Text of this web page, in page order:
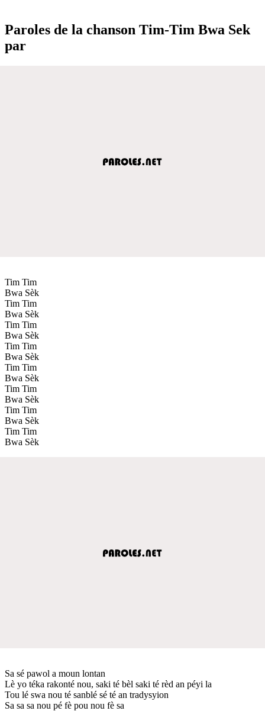
Paroles de la chanson Tim-Tim Bwa Sek
par
Tim Tim
Bwa Sèk
Tim Tim
Bwa Sèk
Tim Tim
Bwa Sèk
Tim Tim
Bwa Sèk
Tim Tim
Bwa Sèk
Tim Tim
Bwa Sèk
Tim Tim
Bwa Sèk
Tim Tim
Bwa Sèk
Sa sé pawol a moun lontan
Lè yo téka rakonté nou, saki té bèl saki té rèd an péyi la
Tou lé swa nou té sanblé sé té an tradysyion
Sa sa sa nou pé fè pou nou fè sa